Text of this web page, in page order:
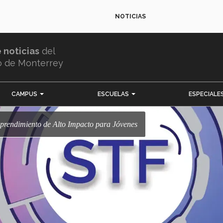
NOTICIAS
noticias del
de Monterrey
CAMPUS ESCUELAS
de Alto Impacto para Jóvenes